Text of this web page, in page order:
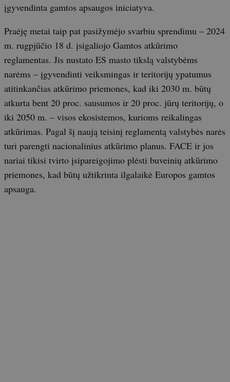
įgyvendinta gamtos apsaugos iniciatyva.
Praėję metai taip pat pasižymėjo svarbiu sprendimu – 2024
m. rugpjūčio 18 d. įsigaliojo Gamtos atkūrimo
reglamentas. Jis nustato ES masto tikslą valstybėms
narėms – įgyvendinti veiksmingas ir teritorijų ypatumus
atitinkančias atkūrimo priemones, kad iki 2030 m. būtų
atkurta bent 20 proc. sausumos ir 20 proc. jūrų teritorijų, o
iki 2050 m. – visos ekosistemos, kurioms reikalingas
atkūrimas. Pagal šį naują teisinį reglamentą valstybės narės
turi parengti nacionalinius atkūrimo planus. FACE ir jos
nariai tikisi tvirto įsipareigojimo plėsti buveinių atkūrimo
priemones, kad būtų užtikrinta ilgalaikė Europos gamtos
apsauga.